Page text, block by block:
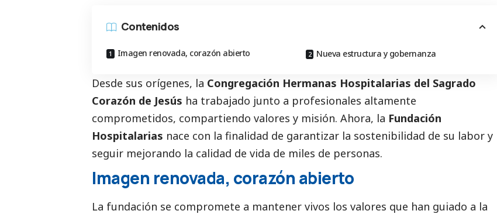
Contenidos
Imagen renovada, corazón abierto Nueva estructura y gobernanza
Desde sus orígenes, la Congregación Hermanas Hospitalarias del Sagrado
Corazón de Jesús ha trabajado junto a profesionales altamente
comprometidos, compartiendo valores y misión. Ahora, la Fundación
Hospitalarias nace con la finalidad de garantizar la sostenibilidad de su labor y
seguir mejorando la calidad de vida de miles de personas.
Imagen renovada, corazón abierto
La fundación se compromete a mantener vivos los valores que han guiado a la